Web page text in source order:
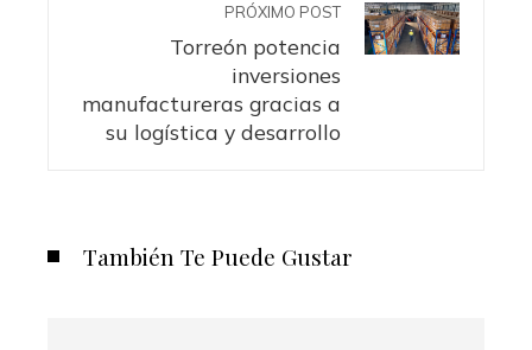
PRÓXIMO POST
Torreón potencia
inversiones
manufactureras gracias a
su logística y desarrollo
También Te Puede Gustar